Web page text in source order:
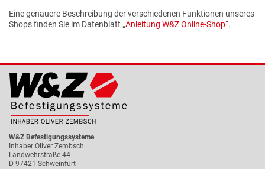
Eine genauere Beschreibung der verschiedenen Funktionen unseres
Shops finden Sie im Datenblatt „Anleitung W&Z Online-Shop“.
W&Z Befestigungssysteme
Inhaber Oliver Zembsch
Landwehrstraße 44
D-97421 Schweinfurt